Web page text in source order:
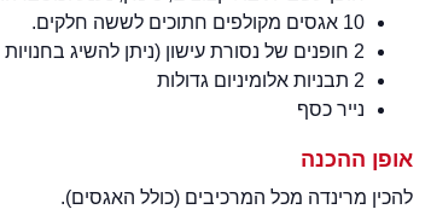
10 אגסים מקולפים חתוכים לששה חלקים.
2 חופנים של נסורת עישון (ניתן להשיג בחנויות מתמחות) ולהשרות עם חצי כוס מים יום קודם.
2 תבניות אלומיניום גדולות
נייר כסף
אופן ההכנה
להכין מרינדה מכל המרכיבים (כולל האגסים).